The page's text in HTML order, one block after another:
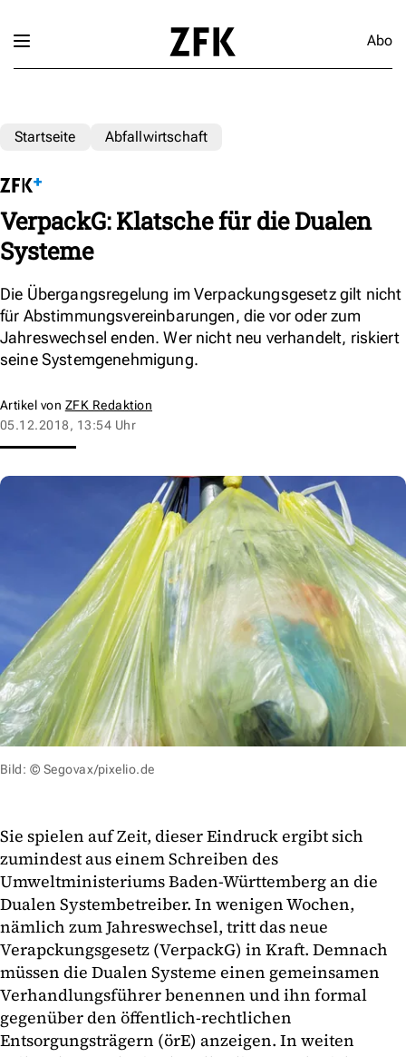
Abo
Startseite Abfallwirtschaft
VerpackG: Klatsche für die Dualen
Systeme
Die Übergangsregelung im Verpackungsgesetz gilt nicht
für Abstimmungsvereinbarungen, die vor oder zum
Jahreswechsel enden. Wer nicht neu verhandelt, riskiert
seine Systemgenehmigung.
Artikel von ZFK Redaktion
05.12.2018, 13:54 Uhr
Bild: © Segovax/pixelio.de
Sie spielen auf Zeit, dieser Eindruck ergibt sich
zumindest aus einem Schreiben des
Umweltministeriums Baden-Württemberg an die
Dualen Systembetreiber. In wenigen Wochen,
nämlich zum Jahreswechsel, tritt das neue
Verapckungsgesetz (VerpackG) in Kraft. Demnach
müssen die Dualen Systeme einen gemeinsamen
Verhandlungsführer benennen und ihn formal
gegenüber den öffentlich-rechtlichen
Entsorgungsträgern (örE) anzeigen. In weiten